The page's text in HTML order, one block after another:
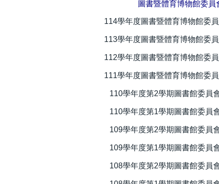
圖書暨體育博物館委員
114學年度圖書暨體育博物館委
113學年度圖書暨體育博物館委
112學年度圖書暨體育博物館委
111學年度圖書暨體育博物館委
110學年度第2學期圖書館委員
110學年度第1學期圖書館委員
109學年度第2學期圖書館委員
109學年度第1學期圖書館委員
108學年度第2學期圖書館委員